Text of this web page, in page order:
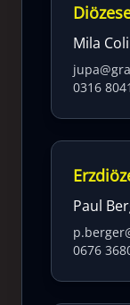
Mila
0316
Paul
0676